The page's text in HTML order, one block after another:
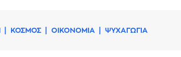
ΚΟΣΜΟΣ ΟΙΚΟΝΟΜΙΑ ΨΥΧΑΓΩΓΙΑ